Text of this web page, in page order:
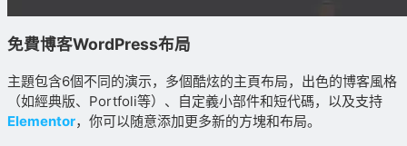
免費博客WordPress布局
主題包含6個不同的演示，多個酷炫的主頁布局，出色的博客風格
（如經典版、Portfoli等）、自定義小部件和短代碼，以及支持
Elementor，你可以随意添加更多新的方塊和布局。